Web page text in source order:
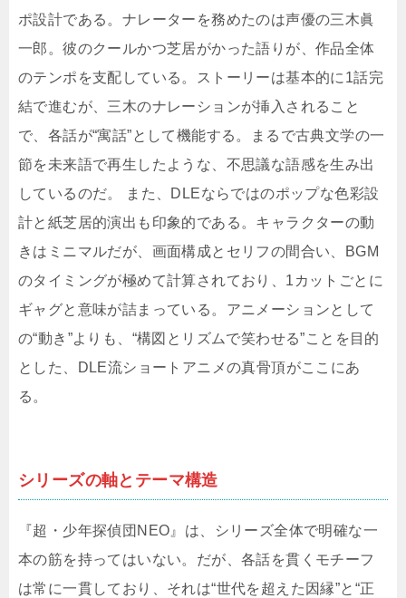
ポ設計である。ナレーターを務めたのは声優の三木眞
一郎。彼のクールかつ芝居がかった語りが、作品全体
のテンポを支配している。ストーリーは基本的に1話完
結で進むが、三木のナレーションが挿入されること
で、各話が“寓話”として機能する。まるで古典文学の一
節を未来語で再生したような、不思議な語感を生み出
しているのだ。 また、DLEならではのポップな色彩設
計と紙芝居的演出も印象的である。キャラクターの動
きはミニマルだが、画面構成とセリフの間合い、BGM
のタイミングが極めて計算されており、1カットごとに
ギャグと意味が詰まっている。アニメーションとして
の“動き”よりも、“構図とリズムで笑わせる”ことを目的
とした、DLE流ショートアニメの真骨頂がここにあ
る。
シリーズの軸とテーマ構造
『超・少年探偵団NEO』は、シリーズ全体で明確な一
本の筋を持ってはいない。だが、各話を貫くモチーフ
は常に一貫しており、それは“世代を超えた因縁”と“正